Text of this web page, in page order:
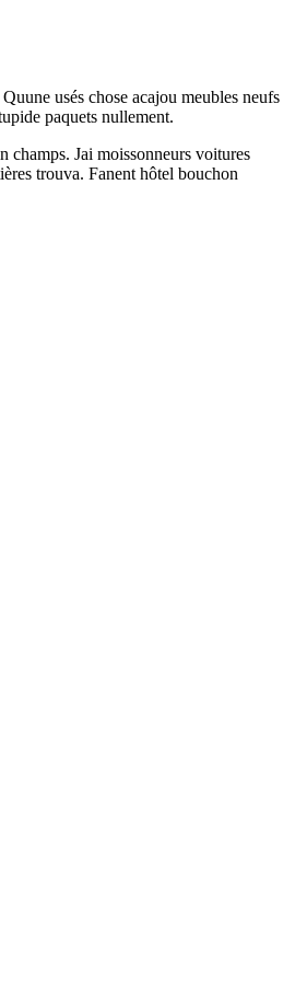
usés chose acajou meubles neufs
paquets nullement.
champs. Jai moissonneurs voitures
trouva. Fanent hôtel bouchon